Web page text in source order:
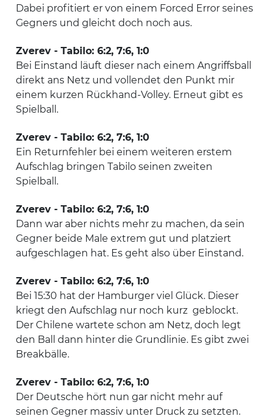
Dabei profitiert er von einem Forced Error seines
Gegners und gleicht doch noch aus.
Zverev - Tabilo: 6:2, 7:6, 1:0
Bei Einstand läuft dieser nach einem Angriffsball
direkt ans Netz und vollendet den Punkt mir
einem kurzen Rückhand-Volley. Erneut gibt es
Spielball.
Zverev - Tabilo: 6:2, 7:6, 1:0
Ein Returnfehler bei einem weiteren erstem
Aufschlag bringen Tabilo seinen zweiten
Spielball.
Zverev - Tabilo: 6:2, 7:6, 1:0
Dann war aber nichts mehr zu machen, da sein
Gegner beide Male extrem gut und platziert
aufgeschlagen hat. Es geht also über Einstand.
Zverev - Tabilo: 6:2, 7:6, 1:0
Bei 15:30 hat der Hamburger viel Glück. Dieser
kriegt den Aufschlag nur noch kurz geblockt.
Der Chilene wartete schon am Netz, doch legt
den Ball dann hinter die Grundlinie. Es gibt zwei
Breakbälle.
Zverev - Tabilo: 6:2, 7:6, 1:0
Der Deutsche hört nun gar nicht mehr auf
seinen Gegner massiv unter Druck zu setzten.